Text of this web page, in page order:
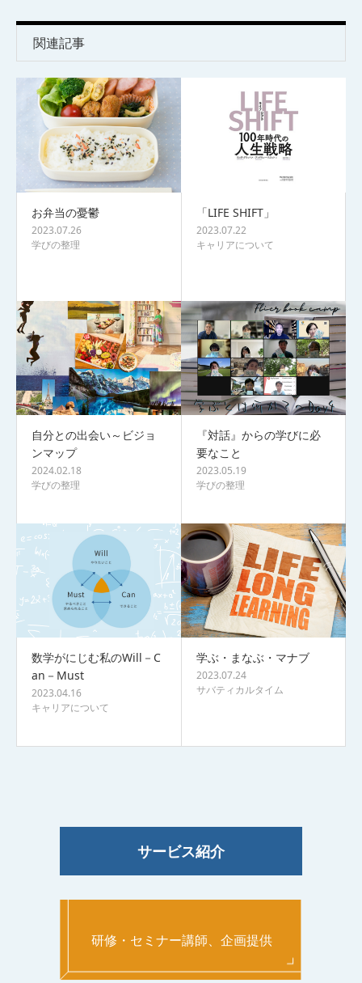
関連記事
お弁当の憂鬱
2023.07.26
学びの整理
「LIFE SHIFT」
2023.07.22
キャリアについて
自分との出会い～ビジョ
ンマップ
2024.02.18
学びの整理
『対話』からの学びに必
要なこと
2023.05.19
学びの整理
数学がにじむ私のWill－C
an－Must
2023.04.16
キャリアについて
学ぶ・まなぶ・マナブ
2023.07.24
サバティカルタイム
サービス紹介
研修・セミナー講師、企画提供